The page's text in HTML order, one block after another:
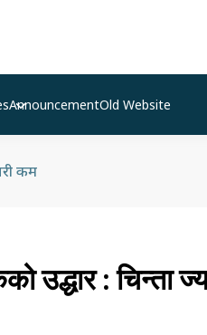
AnnouncementOld Website
कम
उद्धार : चिन्ता